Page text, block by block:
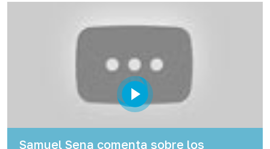
Samuel Sena comenta sobre los